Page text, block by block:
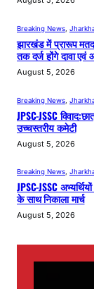
Breaking News
झारखंड में प्रारूप
तक दर्ज होंगे दावा एवं
August 5, 2026
Breaking News
JPSC-JSSC
उच्चस्तरीय कमेटी
August 5, 2026
Breaking News,
JPSC-JSSC
के साथ निकाला मार्च
August 5, 2026